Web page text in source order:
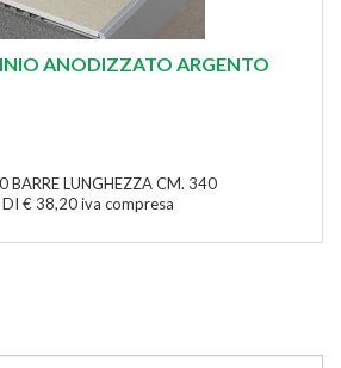
ANODIZZATO ARGENTO
BARRE LUNGHEZZA CM. 340
DI € 38,20 iva compresa